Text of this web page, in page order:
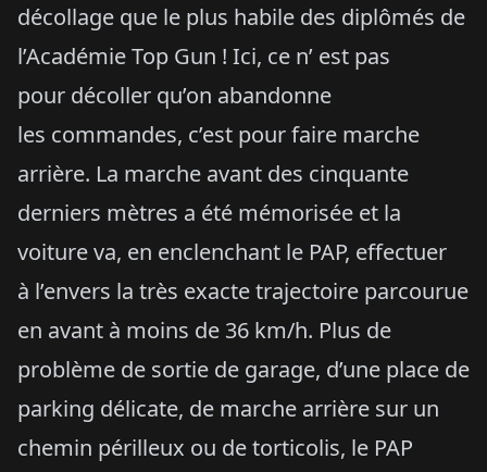
décollage que le plus habile des diplômés de
l’Académie Top Gun ! Ici, ce n’ est pas
pour décoller qu’on abandonne
les commandes, c’est pour faire marche
arrière. La marche avant des cinquante
derniers mètres a été mémorisée et la
voiture va, en enclenchant le PAP, effectuer
à l’envers la très exacte trajectoire parcourue
en avant à moins de 36 km/h. Plus de
problème de sortie de garage, d’une place de
parking délicate, de marche arrière sur un
chemin périlleux ou de torticolis, le PAP